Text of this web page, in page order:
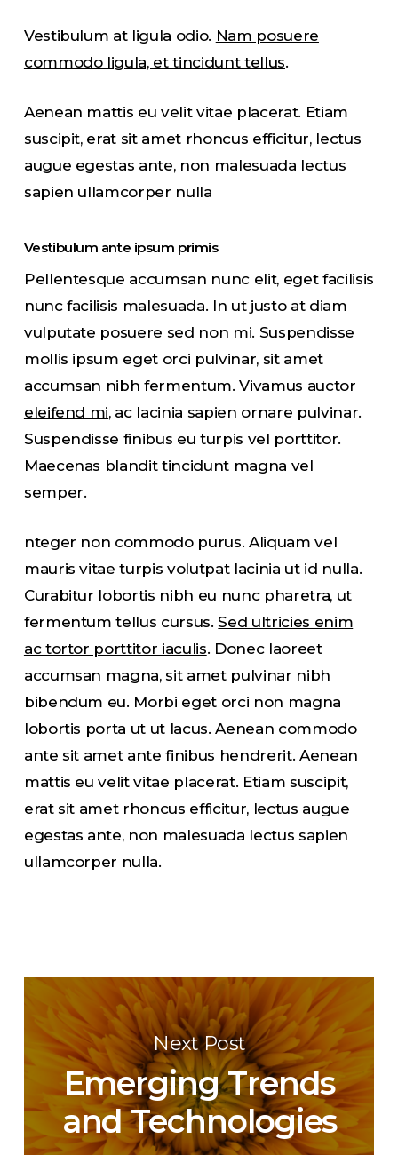
Vestibulum at ligula odio. Nam posuere
commodo ligula, et tincidunt tellus.
Aenean mattis eu velit vitae placerat. Etiam
suscipit, erat sit amet rhoncus efficitur, lectus
augue egestas ante, non malesuada lectus
sapien ullamcorper nulla
Vestibulum ante ipsum primis
Pellentesque accumsan nunc elit, eget facilisis
nunc facilisis malesuada. In ut justo at diam
vulputate posuere sed non mi. Suspendisse
mollis ipsum eget orci pulvinar, sit amet
accumsan nibh fermentum. Vivamus auctor
eleifend mi, ac lacinia sapien ornare pulvinar.
Suspendisse finibus eu turpis vel porttitor.
Maecenas blandit tincidunt magna vel
semper.
nteger non commodo purus. Aliquam vel
mauris vitae turpis volutpat lacinia ut id nulla.
Curabitur lobortis nibh eu nunc pharetra, ut
fermentum tellus cursus.Sed ultricies enim
ac tortor porttitor iaculis. Donec laoreet
accumsan magna, sit amet pulvinar nibh
bibendum eu. Morbi eget orci non magna
lobortis porta ut ut lacus. Aenean commodo
ante sit amet ante finibus hendrerit. Aenean
mattis eu velit vitae placerat. Etiam suscipit,
erat sit amet rhoncus efficitur, lectus augue
egestas ante, non malesuada lectus sapien
ullamcorper nulla.
Next Post
Emerging Trends
and Technologies